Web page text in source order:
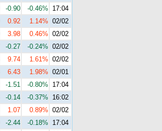
-0.90 -0.46%
17:04
0.92 1.14% 02/02
3.98 0.46% 02/02
-0.27 -0.24% 02/02
9.74 1.61% 02/02
6.43 1.98% 02/01
-1.51 -0.80%
17:04
-0.14 -0.37%
16:02
1.07 0.89% 02/02
-2.44 -0.18%
17:04